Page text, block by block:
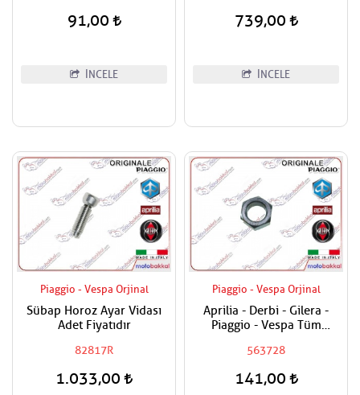
91,00
İNCELE
739,00
İNCELE
Piaggio - Vespa Orjinal
Sübap Horoz Ayar Vidası
Adet Fiyatıdır
82817R
1.033,00
Piaggio - Vespa Orjinal
Aprilia - Derbi - Gilera -
Piaggio - Vespa Tüm
Tekerlek Somunu
563728
141,00